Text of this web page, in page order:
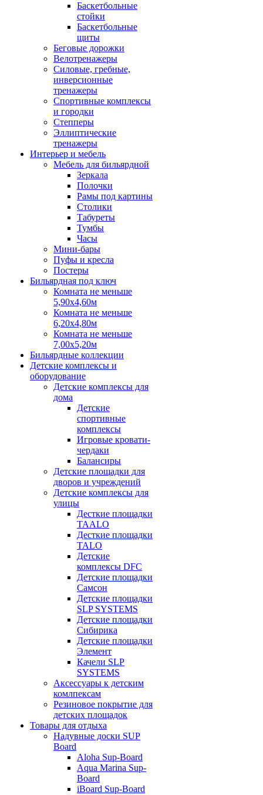
Баскетбольные
стойки
Баскетбольные
щиты
Беговые дорожки
Велотренажеры
Силовые, гребные,
инверсионные
тренажеры
Спортивные комплексы
и городки
Степперы
Эллиптические
тренажеры
Интерьер и мебель
Мебель для бильярдной
Зеркала
Полочки
Рамы под картины
Столики
Табуреты
Тумбы
Часы
Мини-бары
Пуфы и кресла
Постеры
Бильярдная под ключ
Комната не меньше
5,90х4,60м
Комната не меньше
6,20х4,80м
Комната не меньше
7,00х5,20м
Бильярдные коллекции
Детские комплексы и
оборудование
Детские комплексы для
дома
Детские
спортивные
комплексы
Игровые кровати-
чердаки
Балансиры
Детские площадки для
дворов и учреждений
Детские комплексы для
улицы
Десткие площадки
TAALO
Десткие площадки
TALO
Детские
комплексы DFC
Детские площадки
Самсон
Детские площадки
SLP SYSTEMS
Детские площадки
Сибирика
Детские площадки
Элемент
Качели SLP
SYSTEMS
Аксессуары к детским
комлпексам
Резиновое покрытие для
детских площадок
Товары для отдыха
Надувные доски SUP
Board
Aloha Sup-Board
Aqua Marina Sup-
Board
iBoard Sup-Board